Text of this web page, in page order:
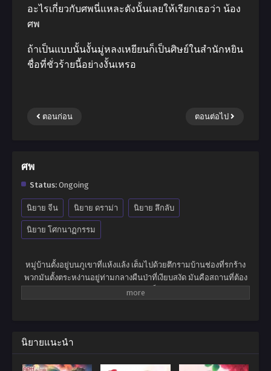
อะไรเกี่ยวกับศพนี่แหละดังนั้นเลยให้เรียกเธอว่า น้อง
ศพ
ถ้าเป็นแบบนั้นงั้นมู่หลงเหยียนก็เป็นศิษย์ในสำนักหยิน
ชื่อที่ชั่วร้ายนี้อย่างงั้นเหรอ
ตอนก่อน ตอนต่อไป
ศพ
Status: Ongoing
นิยาย จีน นิยาย ดราม่า นิยาย ลึกลับ
นิยาย โศกนาฏกรรม
หมู่บ้านตั้งอยู่บนภูเขาที่แห้งแล้ง เต็มไปด้วยตึกรามบ้านช่องที่รกร้าง
พวกมันตั้งตระหง่านอยู่ท่ามกลางผืนป่าที่เงียบสงัด มันคือสถานที่ต้อง
ห้ามสำหรับ คนเป็น …..
นิยายแนะนำ